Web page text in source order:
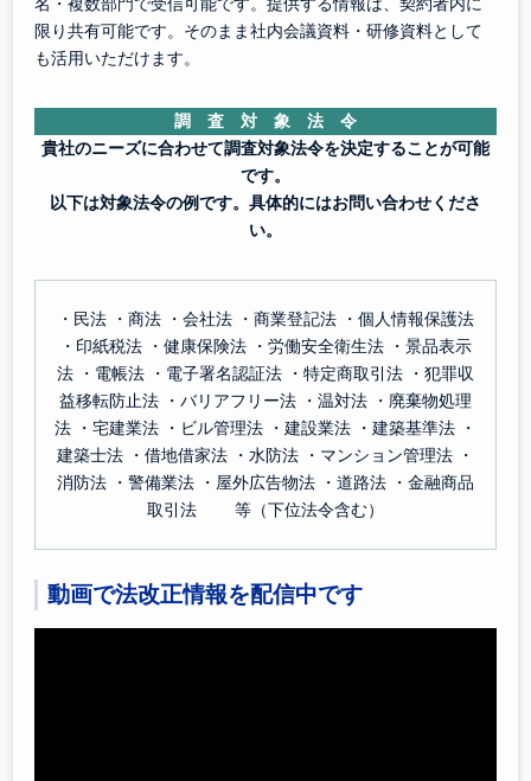
名・複数部門で受信可能です。提供する情報は、契約者内に
限り共有可能です。そのまま社内会議資料・研修資料として
も活用いただけます。
調 査 対 象 法 令
貴社のニーズに合わせて調査対象法令を決定することが可能
です。
以下は対象法令の例です。具体的にはお問い合わせくださ
い。
・民法 ・商法 ・会社法 ・商業登記法 ・個人情報保護法
・印紙税法 ・健康保険法 ・労働安全衛生法 ・景品表示
法 ・電帳法 ・電子署名認証法 ・特定商取引法 ・犯罪収
益移転防止法 ・バリアフリー法 ・温対法 ・廃棄物処理
法 ・宅建業法 ・ビル管理法 ・建設業法 ・建築基準法 ・
建築士法 ・借地借家法 ・水防法 ・マンション管理法 ・
消防法 ・警備業法 ・屋外広告物法 ・道路法 ・金融商品
取引法 等（下位法令含む）
動画で法改正情報を配信中です